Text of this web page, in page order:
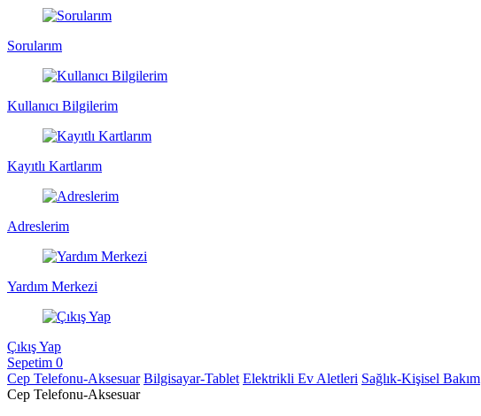
Sorularım
Kullanıcı Bilgilerim
Kayıtlı Kartlarım
Adreslerim
Yardım Merkezi
Çıkış Yap
Sepetim 0
Cep Telefonu-Aksesuar Bilgisayar-Tablet Elektrikli Ev Aletleri Sağlık-Kişisel Bakım
Cep Telefonu-Aksesuar